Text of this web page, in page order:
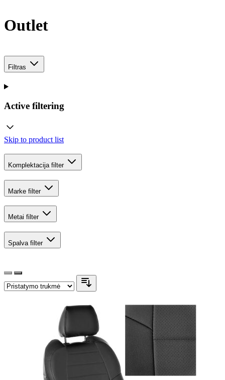
Outlet
Filtras
Active filtering
Skip to product list
Komplektacija filter
Marke filter
Metai filter
Spalva filter